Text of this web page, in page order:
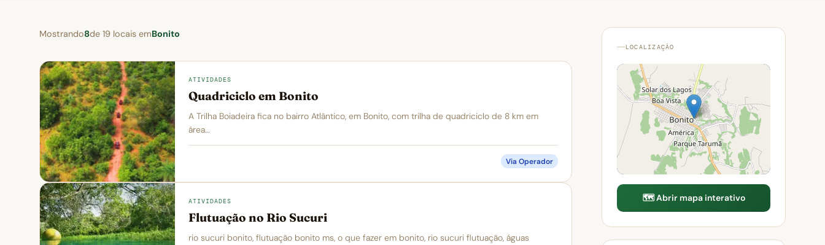
Mostrando8de 19 locais emBonito
ATIVIDADES
Quadriciclo em Bonito
A Trilha Boiadeira fica no bairro Atlântico, em Bonito, com trilha de quadriciclo de 8 km em
área…
Via Operador
ATIVIDADES
Flutuação no Rio Sucuri
rio sucuri bonito, flutuação bonito ms, o que fazer em bonito, rio sucuri flutuação, águas
LOCALIZAÇÃO
🗺️ Abrir mapa interativo